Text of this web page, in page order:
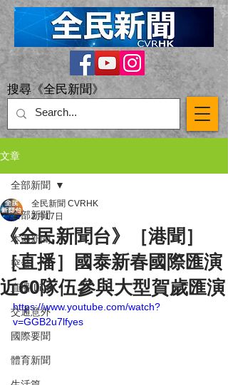
搜尋《全民新聞》
文章
全部新聞
本港新聞
突發
直播 Live
交通意外
國際要聞
體育新聞
全部新聞
《全民新聞台》［港聞］
［直播］國泰新春國際匯演
近60隊伍參與大型賀歲匯演
全民新聞 CVRHK
2月17日
https://www.youtube.com/watch?
v=GGB2u7lfyes